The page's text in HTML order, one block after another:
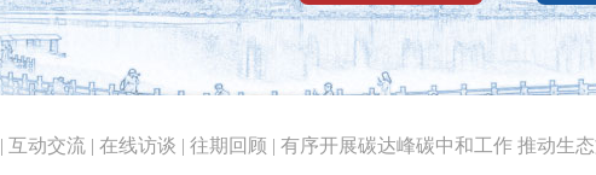
| 互动交流 | 在线访谈 | 往期回顾 | 有序开展碳达峰碳中和工作 推动生